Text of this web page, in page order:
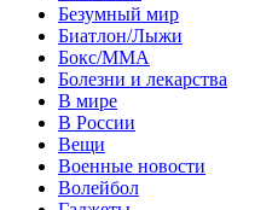
Безумный мир
Биатлон/Лыжи
Бокс/MMA
Болезни и лекарства
В мире
В России
Вещи
Военные новости
Волейбол